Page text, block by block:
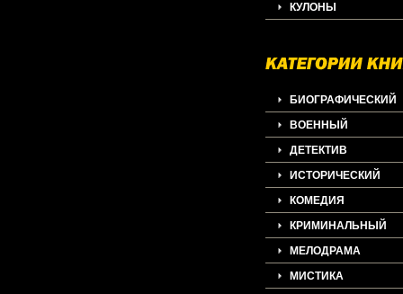
КУЛОНЫ
БИОГРАФИЧЕСКИЙ
ВОЕННЫЙ
ДЕТЕКТИВ
ИСТОРИЧЕСКИЙ
КОМЕДИЯ
КРИМИНАЛЬНЫЙ
МЕЛОДРАМА
МИСТИКА